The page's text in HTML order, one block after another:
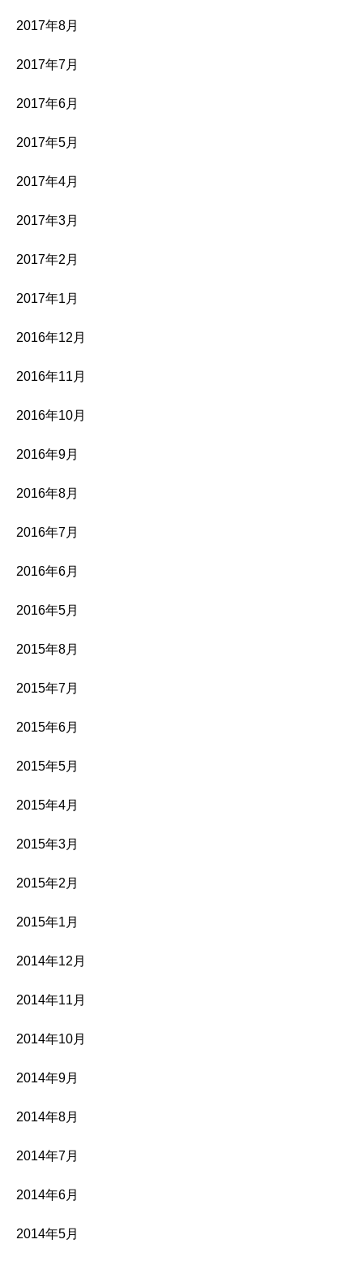
2017年8月
2017年7月
2017年6月
2017年5月
2017年4月
2017年3月
2017年2月
2017年1月
2016年12月
2016年11月
2016年10月
2016年9月
2016年8月
2016年7月
2016年6月
2016年5月
2015年8月
2015年7月
2015年6月
2015年5月
2015年4月
2015年3月
2015年2月
2015年1月
2014年12月
2014年11月
2014年10月
2014年9月
2014年8月
2014年7月
2014年6月
2014年5月